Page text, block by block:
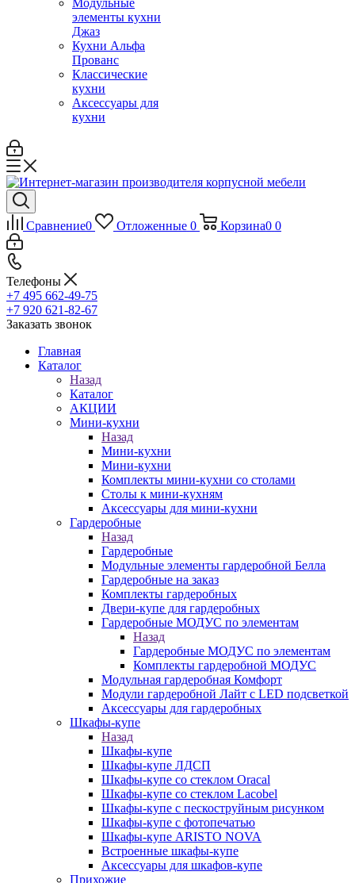
Модульные
элементы кухни
Джаз
Кухни Альфа
Прованс
Классические
кухни
Аксессуары для
кухни
Сравнение0 Отложенные 0 Корзина0 0
Телефоны
+7 495 662-49-75
+7 920 621-82-67
Заказать звонок
Главная
Каталог
Назад
Каталог
АКЦИИ
Мини-кухни
Назад
Мини-кухни
Мини-кухни
Комплекты мини-кухни со столами
Столы к мини-кухням
Аксессуары для мини-кухни
Гардеробные
Назад
Гардеробные
Модульные элементы гардеробной Белла
Гардеробные на заказ
Комплекты гардеробных
Двери-купе для гардеробных
Гардеробные МОДУС по элементам
Назад
Гардеробные МОДУС по элементам
Комплекты гардеробной МОДУС
Модульная гардеробная Комфорт
Модули гардеробной Лайт с LED подсветкой
Аксессуары для гардеробных
Шкафы-купе
Назад
Шкафы-купе
Шкафы-купе ЛДСП
Шкафы-купе со стеклом Oracal
Шкафы-купе со стеклом Lacobel
Шкафы-купе с пескоструйным рисунком
Шкафы-купе с фотопечатью
Шкафы-купе ARISTO NOVA
Встроенные шкафы-купе
Аксессуары для шкафов-купе
Прихожие